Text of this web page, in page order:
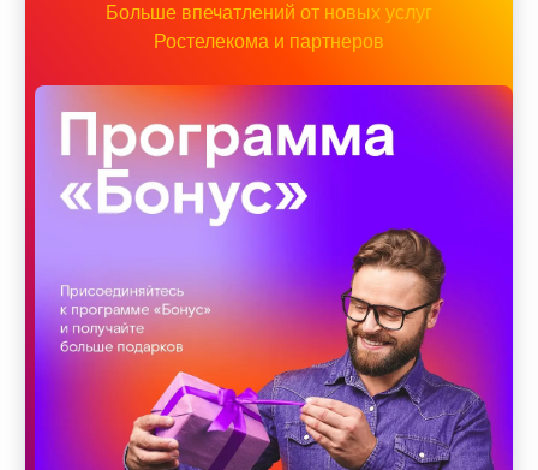
Больше впечатлений от новых услуг
Ростелекома и партнеров